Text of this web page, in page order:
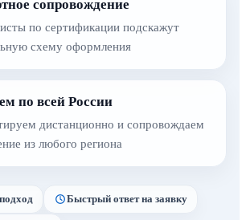
сопровождение
по сертификации подскажут
схему оформления
по всей России
дистанционно и сопровождаем
из любого региона
Быстрый ответ на заявку